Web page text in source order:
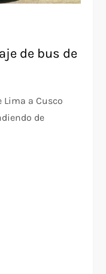
de bus de
Lima a Cusco
de